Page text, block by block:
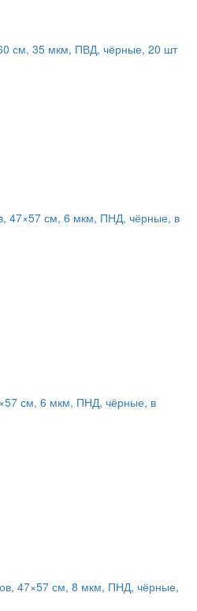
см, 35 мкм, ПВД, чёрные, 20 шт
47×57 см, 6 мкм, ПНД, чёрные, в
см, 6 мкм, ПНД, чёрные, в
47×57 см, 8 мкм, ПНД, чёрные,